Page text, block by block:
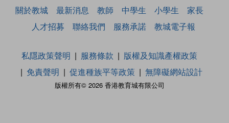
關於教城 最新消息 教師 中學生 小學生
家長
人才招募
聯絡我們 服務承諾 教城電子報
版權所有© 2026 香港教育城有限公司
私隱政策聲明 服務條款
版權及知識產權政策
免責聲明
促進種族平等政策 無障礙網站設計